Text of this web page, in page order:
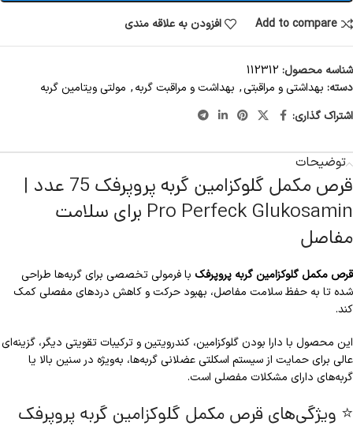
Add to compare
افزودن به علاقه مندی
شناسه محصول: 112312
دسته: بهداشتی و مراقبتی, بهداشت و مراقبت گربه, مولتی ویتامین گربه
اشتراک گذاری:
توضیحات
قرص مکمل گلوکزامین گربه پروپرفک 75 عدد |
Pro Perfeck Glukosamin برای سلامت
مفاصل
قرص مکمل گلوکزامین گربه پروپرفک با فرمولی تخصصی برای گربه‌ها طراحی
شده تا به حفظ سلامت مفاصل، بهبود حرکت و کاهش دردهای مفصلی کمک
کند.
این محصول با دارا بودن گلوکزامین، کندرویتین و ترکیبات تقویتی دیگر، گزینه‌ای
عالی برای حمایت از سیستم اسکلتی عضلانی گربه‌ها، به‌ویژه در سنین بالا یا
گربه‌های دارای مشکلات مفصلی است.
⭐ ویژگی‌های قرص مکمل گلوکزامین گربه پروپرفک